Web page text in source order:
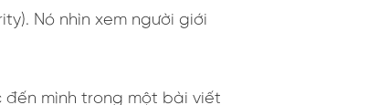
Nó nhìn xem người giới
mình trong một bài viết